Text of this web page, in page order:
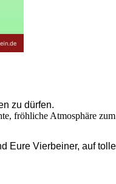
zu dürfen.
fröhliche Atmosphäre
Eure Vierbeiner, auf